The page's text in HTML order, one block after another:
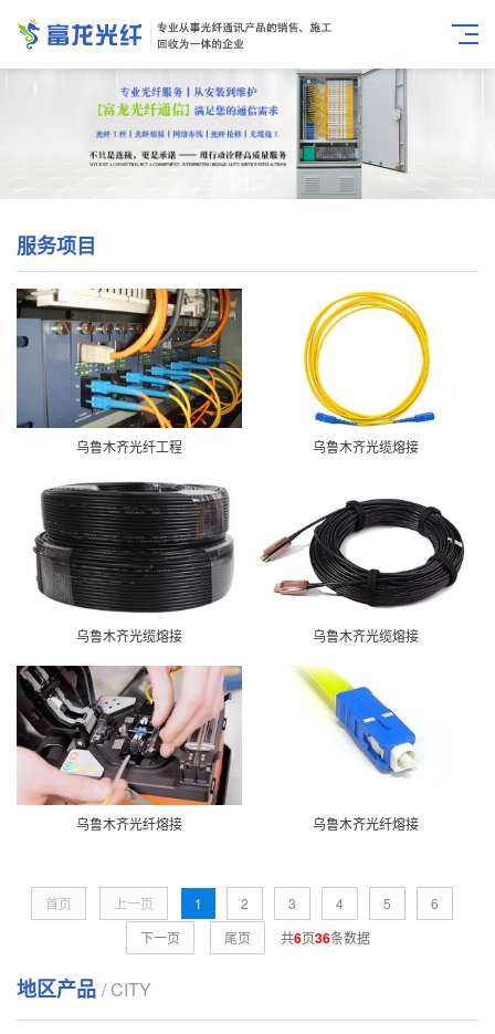
服务项目
乌鲁木齐光纤工程 乌鲁木齐光缆熔接
乌鲁木齐光缆熔接 乌鲁木齐光缆熔接
乌鲁木齐光纤熔接 乌鲁木齐光纤熔接
首页 上一页 1 2 3 4 5
6
下一页
尾页 共6页36条数据
地区产品 / CITY